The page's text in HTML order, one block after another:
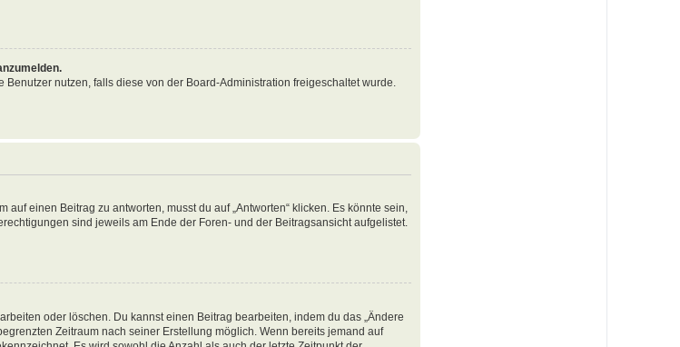
nutzen, falls diese von der Board-Administration freigeschaltet wurde.
einen Beitrag zu antworten, musst du auf „Antworten“ klicken. Es könnte sein,
sind jeweils am Ende der Foren- und der Beitragsansicht aufgelistet.
oder löschen. Du kannst einen Beitrag bearbeiten, indem du das „Ändere
Zeitraum nach seiner Erstellung möglich. Wenn bereits jemand auf